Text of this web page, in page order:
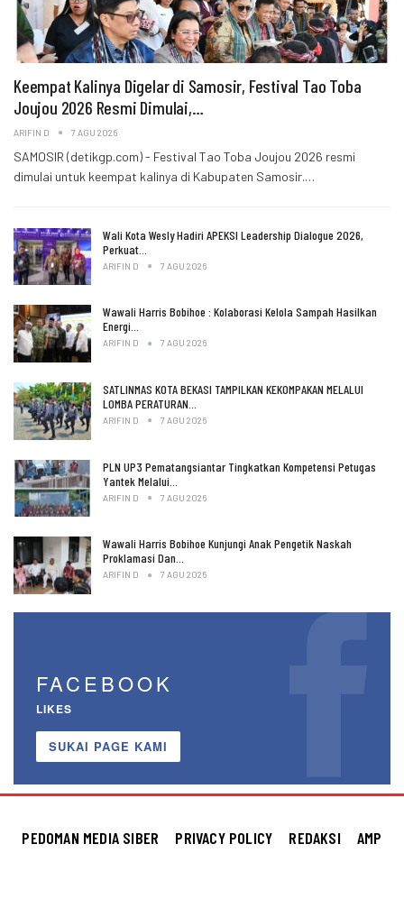
Keempat Kalinya Digelar di Samosir, Festival Tao Toba
Joujou 2026 Resmi Dimulai,…
ARIFIN D 7 AGU 2026
SAMOSIR (detikgp.com) - Festival Tao Toba Joujou 2026 resmi
dimulai untuk keempat kalinya di Kabupaten Samosir.…
Wali Kota Wesly Hadiri APEKSI Leadership Dialogue 2026,
Perkuat…
ARIFIN D 7 AGU 2026
Wawali Harris Bobihoe : Kolaborasi Kelola Sampah Hasilkan
Energi…
ARIFIN D 7 AGU 2026
SATLINMAS KOTA BEKASI TAMPILKAN KEKOMPAKAN MELALUI
LOMBA PERATURAN…
ARIFIN D 7 AGU 2026
PLN UP3 Pematangsiantar Tingkatkan Kompetensi Petugas
Yantek Melalui…
ARIFIN D 7 AGU 2026
Wawali Harris Bobihoe Kunjungi Anak Pengetik Naskah
Proklamasi Dan…
ARIFIN D 7 AGU 2026
FACEBOOK
LIKES
SUKAI PAGE KAMI
PEDOMAN MEDIA SIBER PRIVACY POLICY REDAKSI AMP